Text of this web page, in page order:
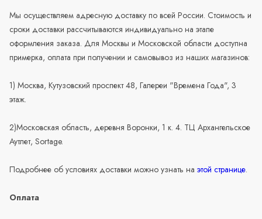
Мы осуществляем адресную доставку по всей России. Стоимость и
сроки доставки рассчитываются индивидуально на этапе
оформления заказа. Для Москвы и Московской области доступна
примерка, оплата при получении и самовывоз из наших магазинов:
1) Москва, Кутузовский проспект 48, Галереи "Времена Года", 3
этаж.
2)Московская область, деревня Воронки, 1 к. 4. ТЦ Архангельское
Аутлет, Sortage.
Подробнее об условиях доставки можно узнать на этой странице.
Оплата